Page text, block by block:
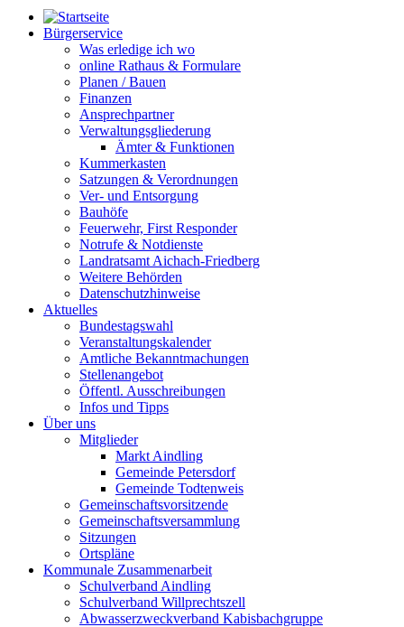
Bürgerservice
Was erledige ich wo
online Rathaus & Formulare
Planen / Bauen
Finanzen
Ansprechpartner
Verwaltungsgliederung
Ämter & Funktionen
Kummerkasten
Satzungen & Verordnungen
Ver- und Entsorgung
Bauhöfe
Feuerwehr, First Responder
Notrufe & Notdienste
Landratsamt Aichach-Friedberg
Weitere Behörden
Datenschutzhinweise
Aktuelles
Bundestagswahl
Veranstaltungskalender
Amtliche Bekanntmachungen
Stellenangebot
Öffentl. Ausschreibungen
Infos und Tipps
Über uns
Mitglieder
Markt Aindling
Gemeinde Petersdorf
Gemeinde Todtenweis
Gemeinschaftsvorsitzende
Gemeinschaftsversammlung
Sitzungen
Ortspläne
Kommunale Zusammenarbeit
Schulverband Aindling
Schulverband Willprechtszell
Abwasserzweckverband Kabisbachgruppe